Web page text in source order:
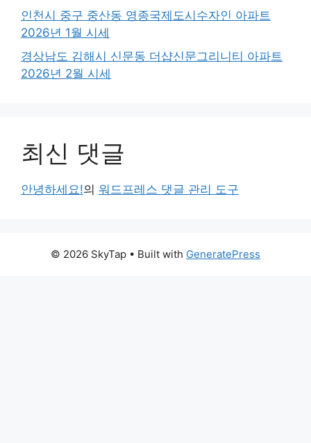
인천시 중구 중산동 영종국제도시수자인 아파트
2026년 1월 시세
경상남도 김해시 신문동 더샵신문그리니티 아파트
2026년 2월 시세
최신 댓글
안녕하세요!의 워드프레스 댓글 관리 도구
© 2026 SkyTap • Built with GeneratePress